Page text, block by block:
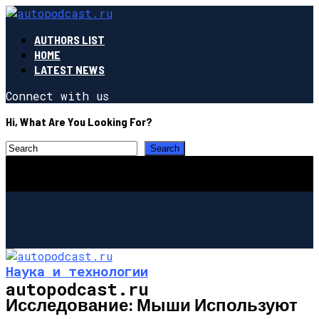
AUTHORS LIST
HOME
LATEST NEWS
Connect with us
Hi, What Are You Looking For?
autopodcast.ru
Наука и технологии
Исследование: Мыши Используют